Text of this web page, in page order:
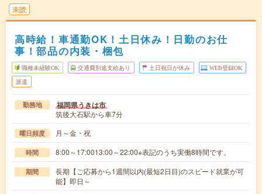
未読
高時給！車通勤OK！土日休み！日勤のお仕
事！部品の内装・梱包
職種未経験OK 交通費別途支給あり 土日祝日が休み WEB登録OK
派遣
勤務地 福岡県うきは市
筑後大石駅から車7分
曜日頻度 月～金・祝
時間 8:00～17:0013:00～22:00※表記のうち実働8時間です。
期間
長期【ご応募から1週間以内(最短2日目)のスピード就業が可
能】即日～